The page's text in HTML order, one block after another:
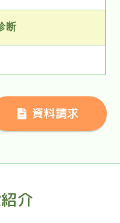
断
資料請求
介